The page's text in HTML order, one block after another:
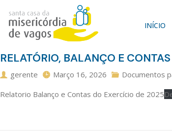
INÍCIO
RELATÓRIO, BALANÇO E
gerente Março 16, 2026
Documentos
Relatorio Balanço e Contas do Exercício de 2025